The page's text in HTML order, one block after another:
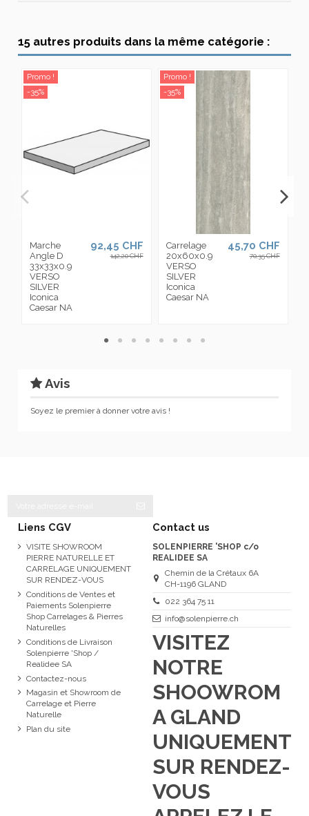
15 autres produits dans la même catégorie :
Promo !
-35%
Marche
Angle D
33x33x0.9
VERSO
SILVER
Iconica
Caesar NA
92,45 CHF
142,20 CHF
Promo !
-35%
Carrelage
20x60x0.9
VERSO
SILVER
Iconica
Caesar NA
45,70 CHF
70,35 CHF
Avis
Soyez le premier à donner votre avis !
Liens CGV
VISITE SHOWROOM
PIERRE NATURELLE ET
CARRELAGE UNIQUEMENT
SUR RENDEZ-VOUS
Conditions de Ventes et
Paiements Solenpierre
Shop Carrelages & Pierres
Naturelles
Conditions de Livraison
Solenpierre 'Shop /
Realidee SA
Contactez-nous
Magasin et Showroom de
Carrelage et Pierre
Naturelle
Plan du site
Contact us
SOLENPIERRE 'SHOP c/o
REALIDEE SA
Chemin de la Crétaux 6A
CH-1196 GLAND
022 364 75 11
info@solenpierre.ch
VISITEZ
NOTRE
SHOOWROM
A GLAND
UNIQUEMENT
SUR RENDEZ-
VOUS